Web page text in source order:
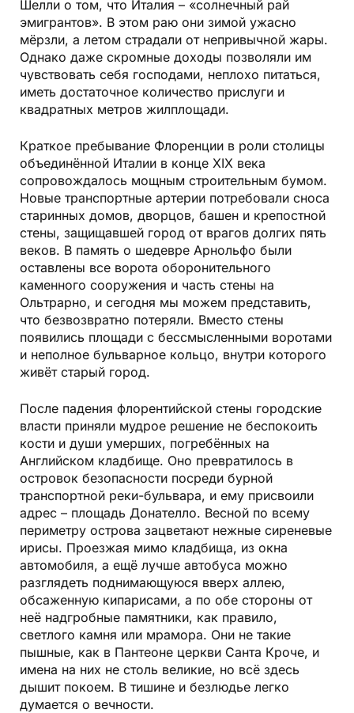
Шелли о том, что Италия – «солнечный рай
эмигрантов». В этом раю они зимой ужасно
мёрзли, а летом страдали от непривычной жары.
Однако даже скромные доходы позволяли им
чувствовать себя господами, неплохо питаться,
иметь достаточное количество прислуги и
квадратных метров жилплощади.
Краткое пребывание Флоренции в роли столицы
объединённой Италии в конце XIX века
сопровождалось мощным строительным бумом.
Новые транспортные артерии потребовали сноса
старинных домов, дворцов, башен и крепостной
стены, защищавшей город от врагов долгих пять
веков. В память о шедевре Арнольфо были
оставлены все ворота оборонительного
каменного сооружения и часть стены на
Ольтрарно, и сегодня мы можем представить,
что безвозвратно потеряли. Вместо стены
появились площади с бессмысленными воротами
и неполное бульварное кольцо, внутри которого
живёт старый город.
После падения флорентийской стены городские
власти приняли мудрое решение не беспокоить
кости и души умерших, погребённых на
Английском кладбище. Оно превратилось в
островок безопасности посреди бурной
транспортной реки-бульвара, и ему присвоили
адрес – площадь Донателло. Весной по всему
периметру острова зацветают нежные сиреневые
ирисы. Проезжая мимо кладбища, из окна
автомобиля, а ещё лучше автобуса можно
разглядеть поднимающуюся вверх аллею,
обсаженную кипарисами, а по обе стороны от
неё надгробные памятники, как правило,
светлого камня или мрамора. Они не такие
пышные, как в Пантеоне церкви Санта Кроче, и
имена на них не столь великие, но всё здесь
дышит покоем. В тишине и безлюдье легко
думается о вечности.